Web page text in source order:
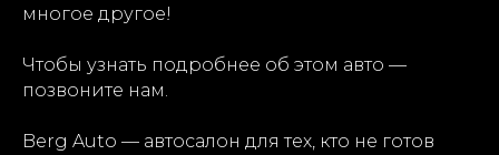
многое другое!
Чтобы узнать подробнее об этом авто —
позвоните нам.
Berg Auto — автосалон для тех, кто не готов